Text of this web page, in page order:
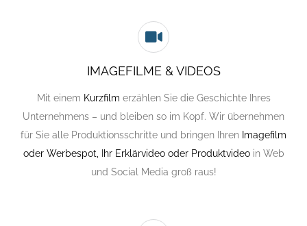
IMAGEFILME & VIDEOS
Mit einem Kurzfilm erzählen Sie die Geschichte Ihres
Unternehmens – und bleiben so im Kopf. Wir übernehmen
für Sie alle Produktionsschritte und bringen Ihren Imagefilm
oder Werbespot, Ihr Erklärvideo oder Produktvideoin Web
und Social Media groß raus!